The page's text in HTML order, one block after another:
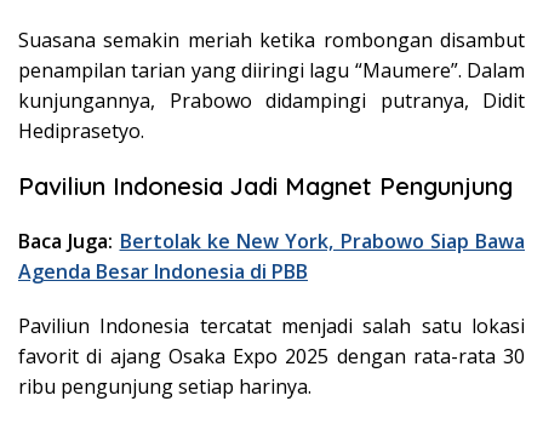
Suasana semakin meriah ketika rombongan disambut
penampilan tarian yang diiringi lagu “Maumere”. Dalam
kunjungannya, Prabowo didampingi putranya, Didit
Hediprasetyo.
Paviliun Indonesia Jadi Magnet Pengunjung
Baca Juga: Bertolak ke New York, Prabowo Siap Bawa
Agenda Besar Indonesia di PBB
Paviliun Indonesia tercatat menjadi salah satu lokasi
favorit di ajang Osaka Expo 2025 dengan rata-rata 30
ribu pengunjung setiap harinya.